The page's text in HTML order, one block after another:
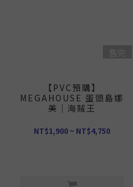
【PVC預購】
MEGAHOUSE 蛋頭島娜
美｜海賊王
NT$1,900 ~ NT$4,750